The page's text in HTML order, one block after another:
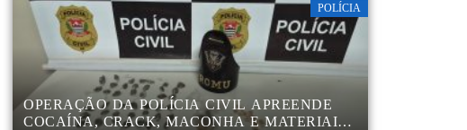
POLÍCIA
OPERAÇÃO DA POLÍCIA CIVIL APREENDE
COCAÍNA, CRACK, MACONHA E MATERIAIS